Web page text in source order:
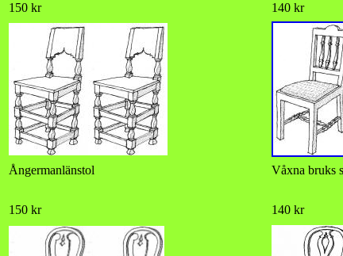
150 kr 140 kr
Ångermanlänstol Våxna bruks
150 kr 140 kr